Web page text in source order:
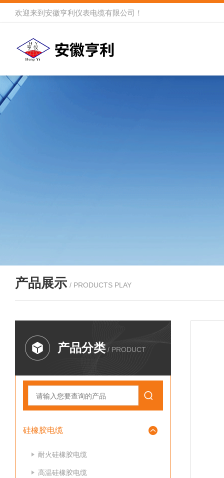
欢迎来到 安徽亨利仪表电缆有限公司 ！
产品展示 / PRODUCTS PLAY
产品分类 / PRODUCT
硅橡胶电缆
耐火硅橡胶电缆
高温硅橡胶电缆